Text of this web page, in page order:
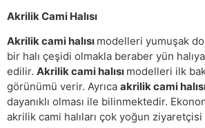
Akrilik Cami Halısı
Akrilik cami halısı modelleri yumuşak
bir halı çeşidi olmakla beraber yün
edilir. Akrilik cami halısı modelleri ilk
görünümü verir. Ayrıca akrilik cami
dayanıklı olması ile bilinmektedir.
akrilik cami halıları çok yoğun